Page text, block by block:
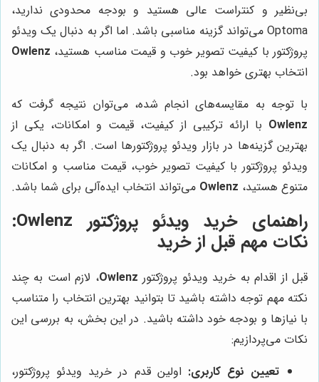
بی‌نظیر و کنتراست عالی هستید و بودجه محدودی ندارید،
Optoma می‌تواند گزینه مناسبی باشد. اما اگر به دنبال یک ویدئو
پروژکتور با کیفیت تصویر خوب و قیمت مناسب هستید، Owlenz
انتخاب بهتری خواهد بود.
با توجه به مقایسه‌های انجام شده، می‌توان نتیجه گرفت که
Owlenz با ارائه ترکیبی از کیفیت، قیمت و امکانات، یکی از
بهترین گزینه‌ها در بازار ویدئو پروژکتورها است. اگر به دنبال یک
ویدئو پروژکتور با کیفیت تصویر خوب، قیمت مناسب و امکانات
متنوع هستید، Owlenz می‌تواند انتخاب ایده‌آلی برای شما باشد.
راهنمای خرید ویدئو پروژکتور Owlenz:
نکات مهم قبل از خرید
قبل از اقدام به خرید ویدئو پروژکتور Owlenz، لازم است به چند
نکته مهم توجه داشته باشید تا بتوانید بهترین انتخاب را متناسب
با نیازها و بودجه خود داشته باشید. در این بخش، به بررسی این
نکات می‌پردازیم:
تعیین نوع کاربری: اولین قدم در خرید ویدئو پروژکتور،